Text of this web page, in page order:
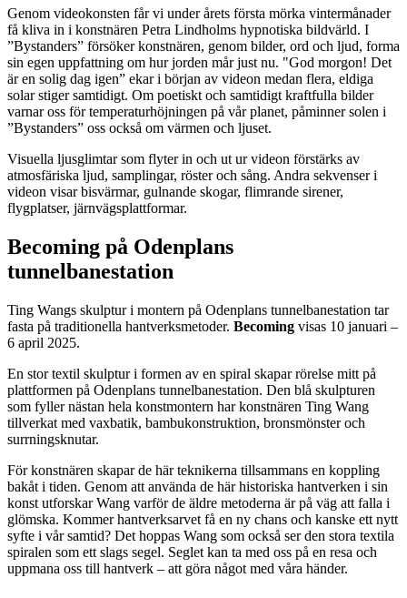
Genom videokonsten får vi under årets första mörka vintermånader
få kliva in i konstnären Petra Lindholms hypnotiska bildvärld. I
”Bystanders” försöker konstnären, genom bilder, ord och ljud, forma
sin egen uppfattning om hur jorden mår just nu. "God morgon! Det
är en solig dag igen” ekar i början av videon medan flera, eldiga
solar stiger samtidigt. Om poetiskt och samtidigt kraftfulla bilder
varnar oss för temperaturhöjningen på vår planet, påminner solen i
”Bystanders” oss också om värmen och ljuset.
Visuella ljusglimtar som flyter in och ut ur videon förstärks av
atmosfäriska ljud, samplingar, röster och sång. Andra sekvenser i
videon visar bisvärmar, gulnande skogar, flimrande sirener,
flygplatser, järnvägsplattformar.
Becoming på Odenplans
tunnelbanestation
Ting Wangs skulptur i montern på Odenplans tunnelbanestation tar
fasta på traditionella hantverksmetoder. Becoming visas 10 januari –
6 april 2025.
En stor textil skulptur i formen av en spiral skapar rörelse mitt på
plattformen på Odenplans tunnelbanestation. Den blå skulpturen
som fyller nästan hela konstmontern har konstnären Ting Wang
tillverkat med vaxbatik, bambukonstruktion, bronsmönster och
surrningsknutar.
För konstnären skapar de här teknikerna tillsammans en koppling
bakåt i tiden. Genom att använda de här historiska hantverken i sin
konst utforskar Wang varför de äldre metoderna är på väg att falla i
glömska. Kommer hantverksarvet få en ny chans och kanske ett nytt
syfte i vår samtid? Det hoppas Wang som också ser den stora textila
spiralen som ett slags segel. Seglet kan ta med oss på en resa och
uppmana oss till hantverk – att göra något med våra händer.